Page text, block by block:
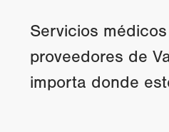
Servicios
proveedores de
importa donde